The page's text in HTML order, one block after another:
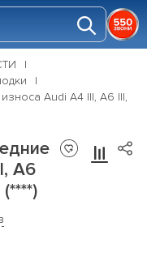
Audi A4 III, A6 III,
A6